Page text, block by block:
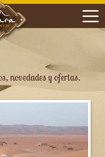
novedades y ofertas.